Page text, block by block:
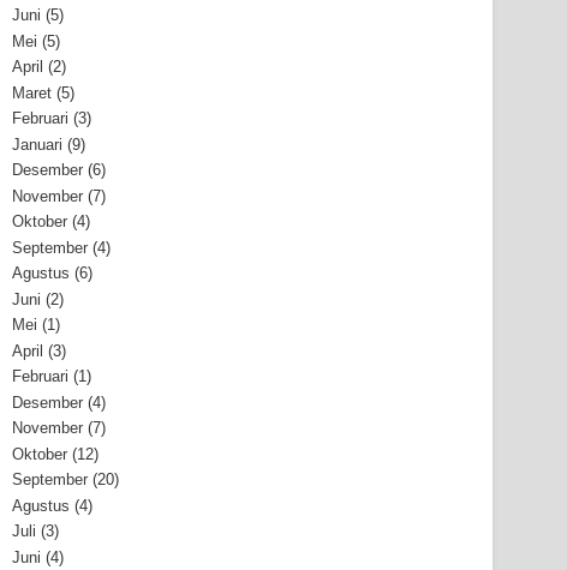
Juni (5)
Mei (5)
April (2)
Maret (5)
Februari (3)
Januari (9)
Desember (6)
November (7)
Oktober (4)
September (4)
Agustus (6)
Juni (2)
Mei (1)
April (3)
Februari (1)
Desember (4)
November (7)
Oktober (12)
September (20)
Agustus (4)
Juli (3)
Juni (4)